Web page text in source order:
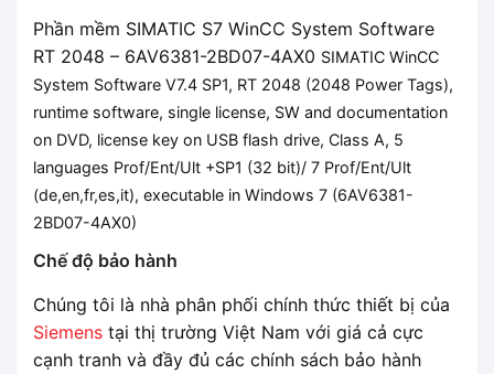
Phần mềm SIMATIC S7 WinCC System Software
RT 2048 – 6AV6381-2BD07-4AX0 SIMATIC WinCC
System Software V7.4 SP1, RT 2048 (2048 Power Tags),
runtime software, single license, SW and documentation
on DVD, license key on USB flash drive, Class A, 5
languages Prof/Ent/Ult +SP1 (32 bit)/ 7 Prof/Ent/Ult
(de,en,fr,es,it), executable in Windows 7 (6AV6381-
2BD07-4AX0)
Chế độ bảo hành
Chúng tôi là nhà phân phối chính thức thiết bị của
Siemens tại thị trường Việt Nam với giá cả cực
cạnh tranh và đầy đủ các chính sách bảo hành